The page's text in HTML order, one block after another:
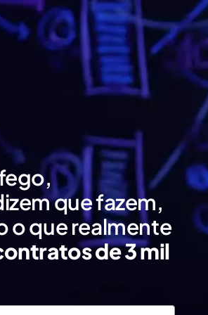
que fazem,
o que realmente
de 3 mil